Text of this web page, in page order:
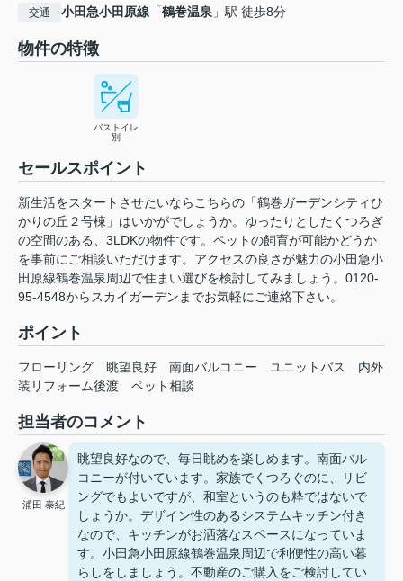
交通 小田急小田原線 「鶴巻温泉 」駅 徒歩8分
物件の特徴
バストイレ
別
セールスポイント
新生活をスタートさせたいならこちらの「鶴巻ガーデンシティひ
かりの丘２号棟」はいかがでしょうか。ゆったりとしたくつろぎ
の空間のある、3LDKの物件です。ペットの飼育が可能かどうか
を事前にご相談いただけます。アクセスの良さが魅力の小田急小
田原線鶴巻温泉周辺で住まい選びを検討してみましょう。0120-
95-4548からスカイガーデンまでお気軽にご連絡下さい。
ポイント
フローリング 眺望良好 南面バルコニー ユニットバス
内外
装リフォーム後渡
ペット相談
担当者のコメント
浦田 泰紀
眺望良好なので、毎日眺めを楽しめます。南面バル
コニーが付いています。家族でくつろぐのに、リビ
ングでもよいですが、和室というのも粋ではないで
しょうか。デザイン性のあるシステムキッチン付き
なので、キッチンがお洒落なスペースになっていま
す。小田急小田原線鶴巻温泉周辺で利便性の高い暮
らしをしましょう。不動産のご購入をご検討してい